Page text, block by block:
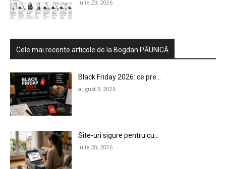
iulie 23, 2026
Cele mai recente articole de la Bogdan PĂUNICĂ
Black Friday 2026: ce pre...
august 3, 2026
Site-uri sigure pentru cu...
iulie 20, 2026